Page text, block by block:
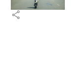
share